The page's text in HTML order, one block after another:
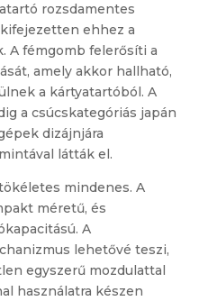
rozsdamentes
ehhez a
A fémgomb felerősíti a
amely akkor hallható,
a kártyatartóból. A
a csúcskategóriás japán
dizájnjára
látták el.
mindenes. A
méretű, és
A
lehetővé teszi,
egyszerű mozdulattal
használatra készen